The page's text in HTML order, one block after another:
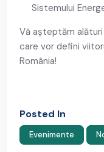
Sistemului
Vă așteptăm
care vor defini
România!
Posted In
Evenimente